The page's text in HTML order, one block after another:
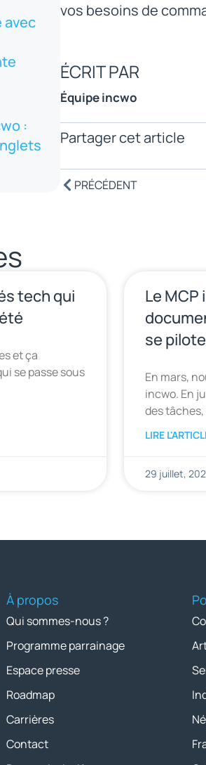
avec
:
vos besoins de
ÉCRIT PAR
Équipe incwo
Partager cet article
PRÉCÉDENT
tech qui
et ça
se passe sous
Le MCP
se
En mars,
incwo. En
des
LIRE
29 juillet,
À propos
Qui sommes-nous ?
Programme parrainage
Espace presse
Roadmap
Carrières
Contact